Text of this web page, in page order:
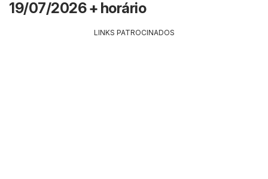
19/07/2026 + horário
LINKS PATROCINADOS